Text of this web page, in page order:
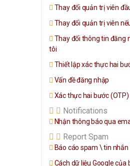
Thay đổi quản trị viên
Thay đổi quản trị viên
Thay đổi thông tin đăng
tôi
Thiết lập xác thực hai
Vấn đề đăng nhập
Xác thực hai bước (OTP)
Notifications
Nhận thông báo qua
Report Spam
Báo cáo spam \ tin
Cách dữ liệu Google